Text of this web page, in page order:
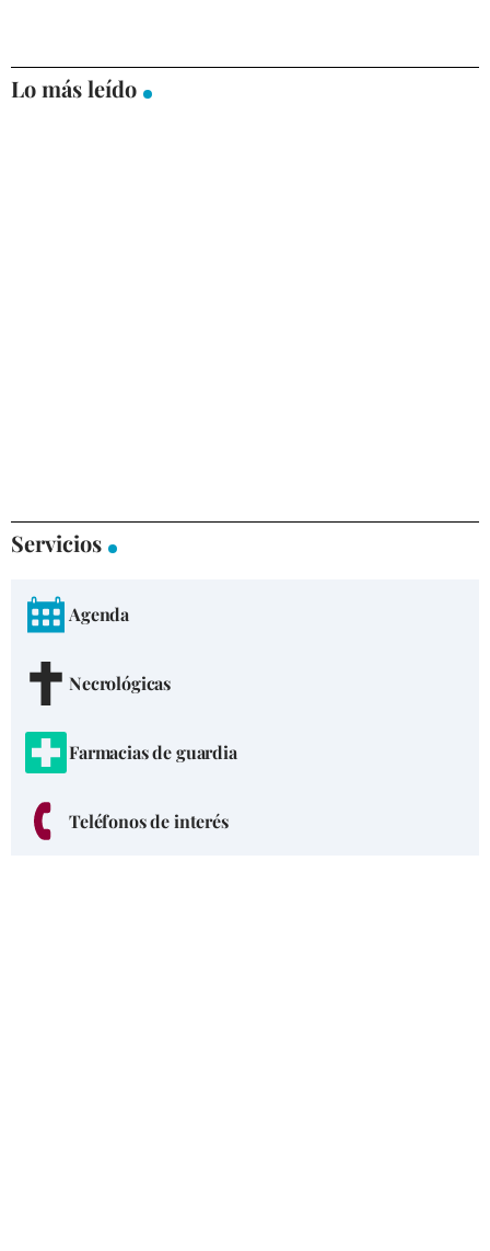
Lo más leído
Servicios
Agenda
Necrológicas
Farmacias de guardia
Teléfonos de interés